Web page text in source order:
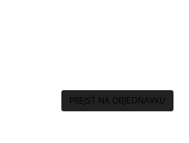
PREJSŤ NA OBJEDNÁVKU